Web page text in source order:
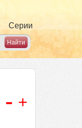
Серии
- +